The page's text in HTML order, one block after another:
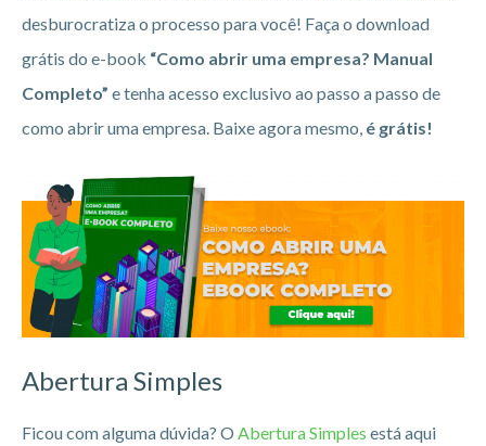
desburocratiza o processo para você! Faça o download
grátis do e-book “Como abrir uma empresa? Manual
Completo” e tenha acesso exclusivo ao passo a passo de
como abrir uma empresa. Baixe agora mesmo, é grátis!
Abertura Simples
Ficou com alguma dúvida? O Abertura Simples está aqui